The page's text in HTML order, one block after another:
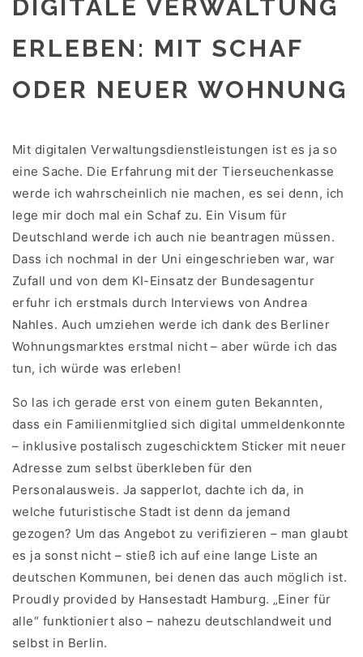
DIGITALE VERWALTUNG
ERLEBEN: MIT SCHAF
ODER NEUER WOHNUNG
Mit digitalen Verwaltungsdienstleistungen ist es ja so
eine Sache. Die Erfahrung mit der Tierseuchenkasse
werde ich wahrscheinlich nie machen, es sei denn, ich
lege mir doch mal ein Schaf zu. Ein Visum für
Deutschland werde ich auch nie beantragen müssen.
Dass ich nochmal in der Uni eingeschrieben war, war
Zufall und von dem KI-Einsatz der Bundesagentur
erfuhr ich erstmals durch Interviews von Andrea
Nahles. Auch umziehen werde ich dank des Berliner
Wohnungsmarktes erstmal nicht – aber würde ich das
tun, ich würde was erleben!
So las ich gerade erst von einem guten Bekannten,
dass ein Familienmitglied sich digital ummeldenkonnte
– inklusive postalisch zugeschicktem Sticker mit neuer
Adresse zum selbst überkleben für den
Personalausweis. Ja sapperlot, dachte ich da, in
welche futuristische Stadt ist denn da jemand
gezogen? Um das Angebot zu verifizieren – man glaubt
es ja sonst nicht – stieß ich auf eine lange Liste an
deutschen Kommunen, bei denen das auch möglich ist.
Proudly provided by Hansestadt Hamburg. „Einer für
alle“ funktioniert also – nahezu deutschlandweit und
selbst in Berlin.